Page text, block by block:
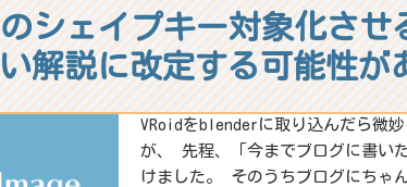
シェイプキー対象化さ
解説に改定する可能性が
VRoidをblenderに取り込んだら微
が、 先程、「今までブログに書い
けました。 そのうちブログにちゃ